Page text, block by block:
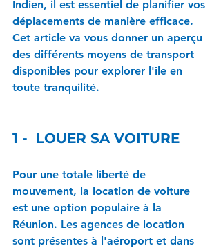
Indien, il est essentiel de planifier vos
déplacements de manière efficace.
Cet article va vous donner un aperçu
des différents moyens de transport
disponibles pour explorer l'île en
toute tranquilité.
1 -  LOUER SA VOITURE
Pour une totale liberté de
mouvement, la location de voiture
est une option populaire à la
Réunion. Les agences de location
sont présentes à l'aéroport et dans